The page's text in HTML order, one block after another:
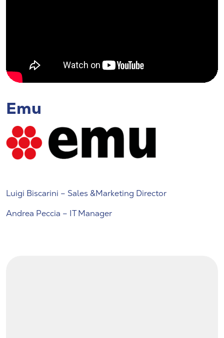
Emu
Luigi Biscarini – Sales &Marketing Director
Andrea Peccia – IT Manager